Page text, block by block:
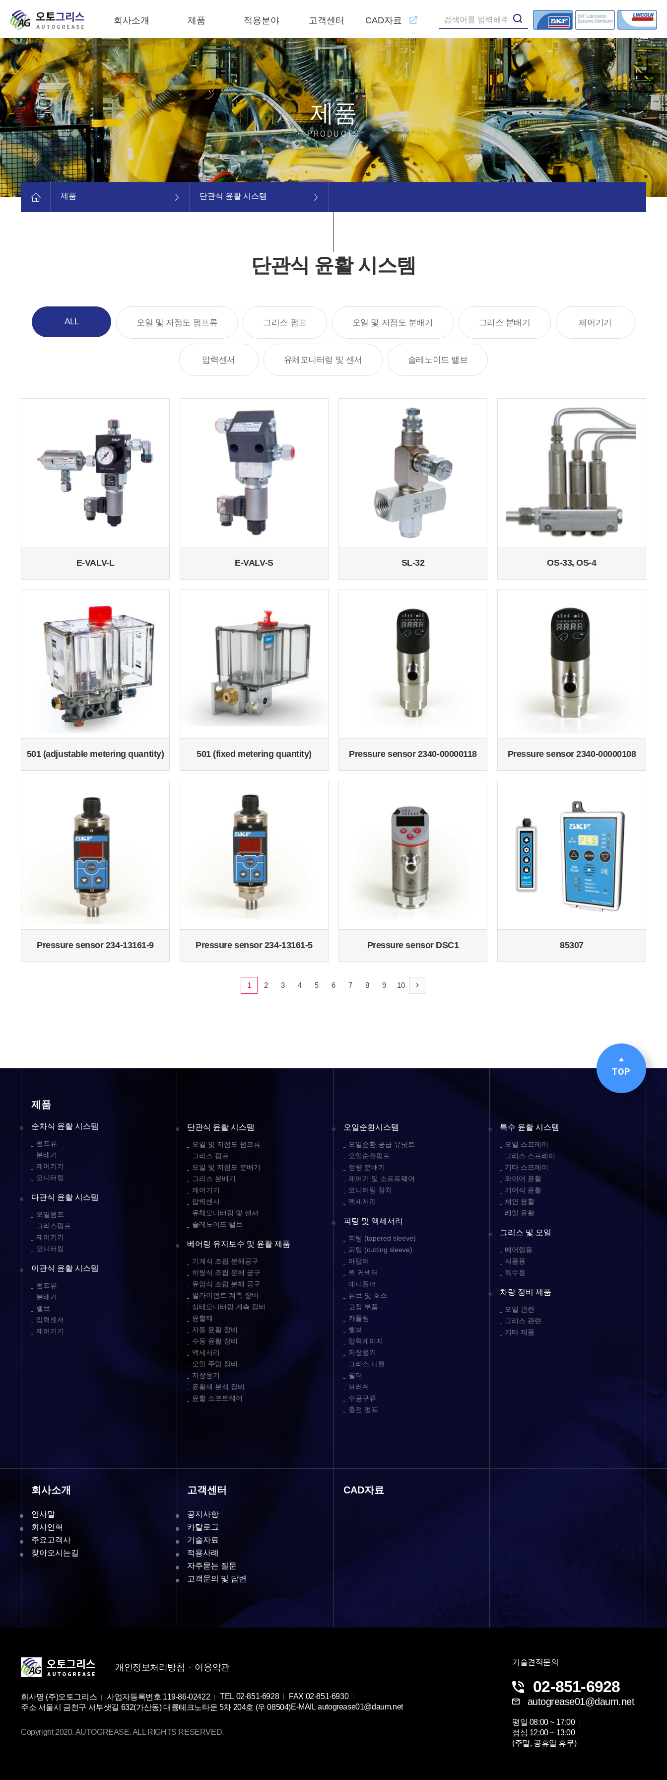
회사소개 제품 적용분야 고객센터 CAD자료
제품
PRODUCTS
제품 단관식 윤활 시스템
단관식 윤활 시스템
ALL 오일 및 저점도 펌프류 그리스 펌프 오일 및 저점도 분배기 그리스 분배기 제어기기
압력센서 유체모니터링 및 센서 솔레노이드 밸브
E-VALV-L E-VALV-S SL-32 OS-33, OS-4
501 (adjustable metering quantity) 501 (fixed metering quantity) Pressure sensor 2340-00000118 Pressure sensor 2340-00000108
Pressure sensor 234-13161-9 Pressure sensor 234-13161-5 Pressure sensor DSC1 85307
1 2 3 4 5 6 7 8 9 10
TOP
제품
순차식 윤활 시스템
펌프류
분배기
제어기기
모니터링
다관식 윤활 시스템
오일펌프
그리스펌프
제어기기
모니터링
이관식 윤활 시스템
펌프류
분배기
밸브
압력센서
제어기기
단관식 윤활 시스템
오일 및 저점도 펌프류
그리스 펌프
오일 및 저점도 분배기
그리스 분배기
제어기기
압력센서
유체모니터링 및 센서
솔레노이드 밸브
베어링 유지보수 및 윤활 제품
기계식 조립 분해공구
히팅식 조립 분해 공구
유압식 조립 분해 공구
얼라이먼트 계측 장비
상태모니터링 계측 장비
윤활제
자동 윤활 장비
수동 윤활 장비
액세서리
오일 주입 장비
저장용기
윤활제 분석 장비
윤활 소프트웨어
오일순환시스템
오일순환 공급 유닛트
오일순환펌프
정량 분배기
제어기 및 소프트웨어
모니터링 장치
액세서리
피팅 및 액세서리
피팅 (tapered sleeve)
피팅 (cutting sleeve)
아답터
퀵 커넥터
매니폴더
튜브 및 호스
고정 부품
카풀링
밸브
압력게이지
저장용기
그리스 니쁠
필터
브러쉬
수공구류
충전 펌프
특수 윤활 시스템
오일 스프레이
그리스 스프레이
기타 스프레이
와이어 윤활
기어식 윤활
체인 윤활
레일 윤활
그리스 및 오일
베어링용
식품용
특수용
차량 정비 제품
오일 관련
그리스 관련
기타 제품
회사소개
인사말
회사연혁
주요고객사
찾아오시는길
고객센터
공지사항
카탈로그
기술자료
적용사례
자주묻는 질문
고객문의 및 답변
CAD자료
개인정보처리방침 이용약관
회사명 (주)오토그리스 사업자등록번호 119-86-02422 TEL 02-851-6928 FAX 02-851-6930
주소 서울시 금천구 서부샛길 632(가산동) 대륭테크노타운 5차 204호 (우 08504)E-MAIL autogrease01@daum.net
Copyright 2020. AUTOGREASE. ALL RIGHTS RESERVED.
기술견적문의
02-851-6928
autogrease01@daum.net
평일 08:00 ~ 17:00
점심 12:00 ~ 13:00
(주말, 공휴일 휴무)